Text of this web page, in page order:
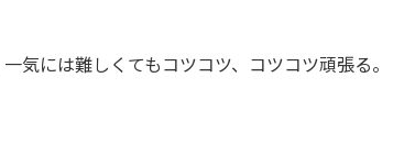
気には難しくてもコツコツ、コツコツ頑張る。